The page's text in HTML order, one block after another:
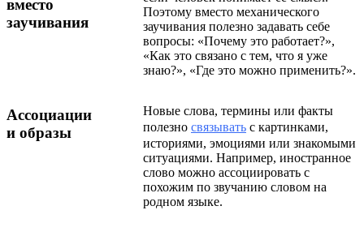
вместо
заучивания
Поэтому вместо механического
заучивания полезно задавать себе
вопросы: «Почему это работает?»,
«Как это связано с тем, что я уже
знаю?», «Где это можно применить?».
Ассоциации
и образы
Новые слова, термины или факты
полезно связывать с картинками,
историями, эмоциями или знакомыми
ситуациями. Например, иностранное
слово можно ассоциировать с
похожим по звучанию словом на
родном языке.